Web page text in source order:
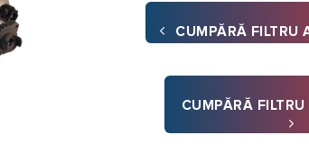
CUMPĂRĂ FILTRU
CUMPĂRĂ